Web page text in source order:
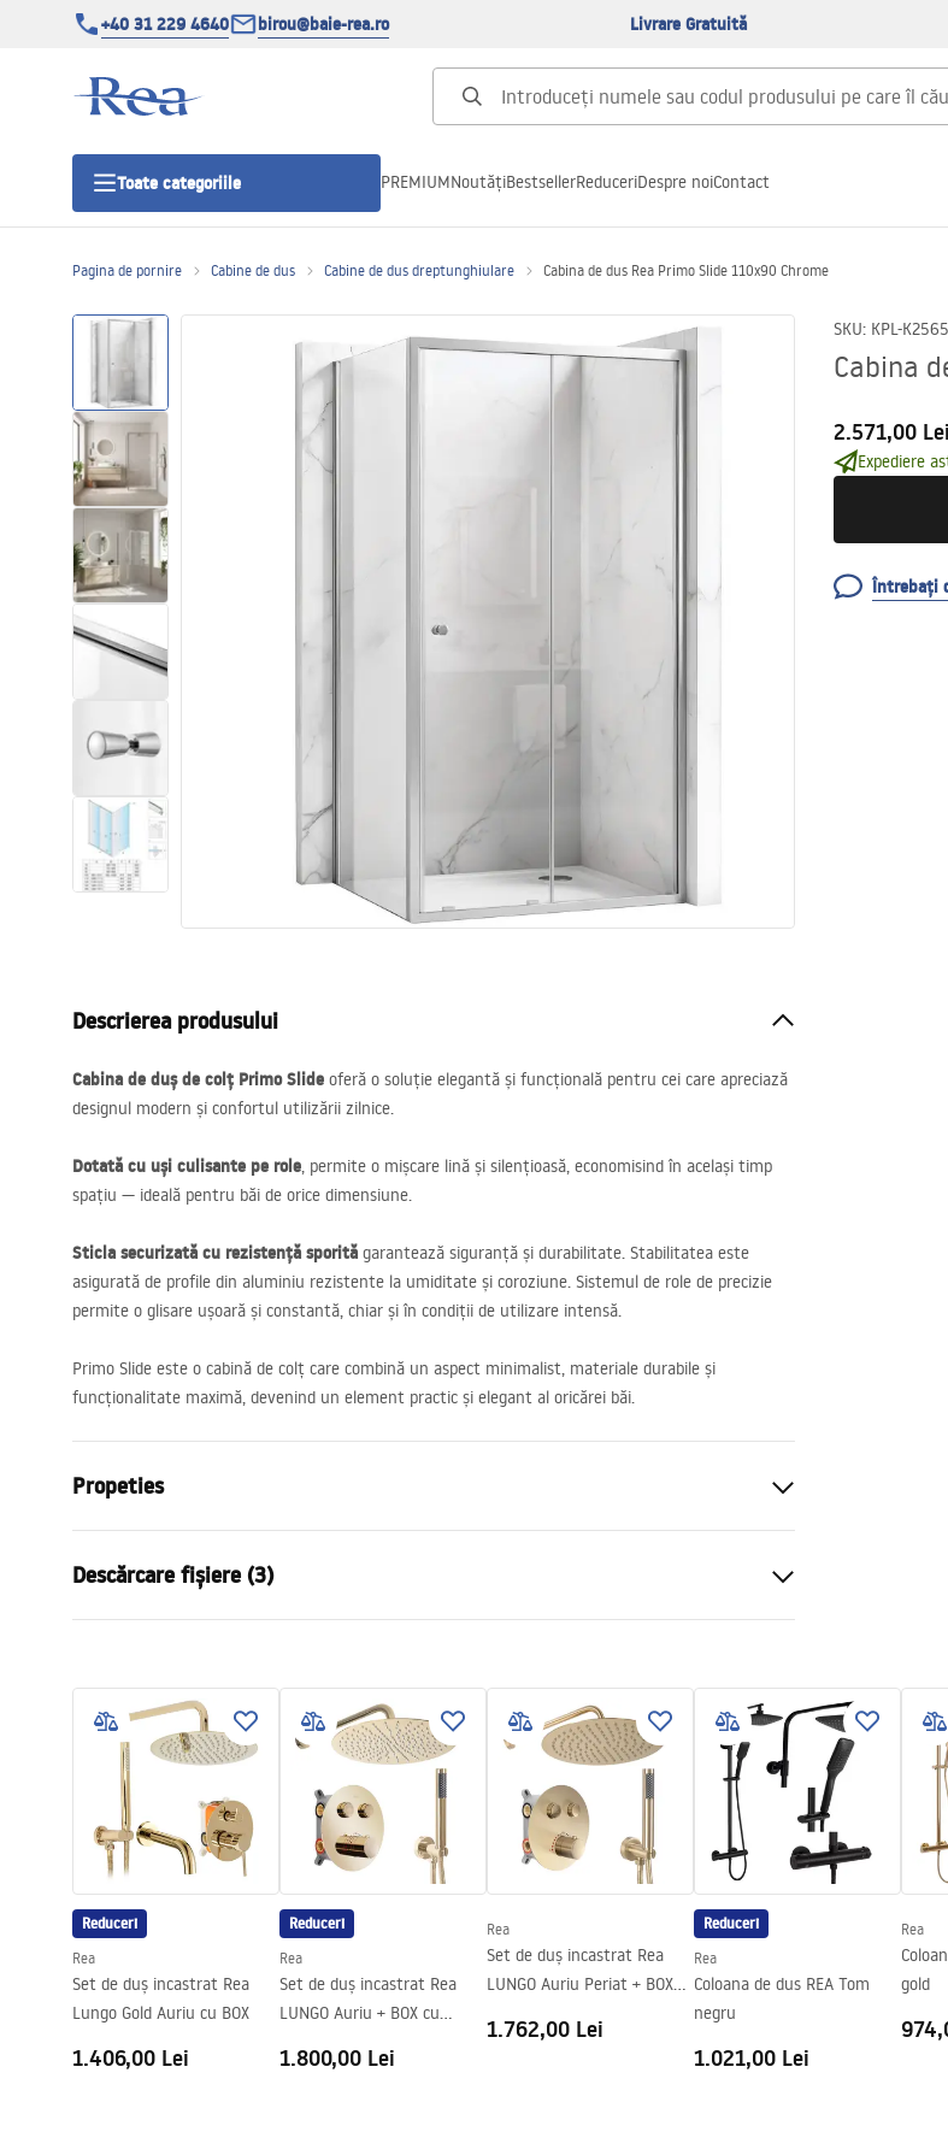
+40 31 229 4640 birou@baie-rea.ro Livrare Gratuită
Toate categoriile
Usi pentru cabine de dus
Cadite de dus
Rigole Liniare
Vase WC si Bideuri
Lavoare
Cazi cu paravane
Dusuri
PREMIUMNoutățiBestsellerReduceriDespre noiContact
Pagina de pornire Cabine de dus Cabine de dus dreptunghiulare Cabina de dus Rea Primo Slide 110x90 Chrome
SKU: KPL-K2565
Cabina
2.571,00 Lei
Expediere
Întrebați
Descrierea produsului
Cabina de duș de colț Primo Slide oferă o soluție elegantă și funcțională pentru cei care apreciază
designul modern și confortul utilizării zilnice.
Dotată cu uși culisante pe role, permite o mișcare lină și silențioasă, economisind în același timp
spațiu — ideală pentru băi de orice dimensiune.
Sticla securizată cu rezistență sporită garantează siguranță și durabilitate. Stabilitatea este
asigurată de profile din aluminiu rezistente la umiditate și coroziune. Sistemul de role de precizie
permite o glisare ușoară și constantă, chiar și în condiții de utilizare intensă.
Primo Slide este o cabină de colț care combină un aspect minimalist, materiale durabile și
funcționalitate maximă, devenind un element practic și elegant al oricărei băi.
Propeties
Culoare
Tip cabina
De colt
Tip de deschidere
Seria
Primo
Montaj
de cada sau de podea
Inaltime (mm)
mm
Directie cabina
Stang sau drept
Garantie
24 luni
Acoperire Easy Clean
Descărcare fișiere (3)
WARUNKI BEZPIECZENSTWA
KABINY DRZWI PARAWANY.pdf
Desen tehnic
PRIMO SLIDE WITH SIDE PANEL.pdf
Reduceri
Rea
Set de duș incastrat Rea
Lungo Gold Auriu cu BOX
1.406,00 Lei
Reduceri
Rea
Set de duș incastrat Rea
LUNGO Auriu + BOX cu
1.800,00 Lei
Rea
Set de duș incastrat Rea
LUNGO Auriu Periat + BOX
1.762,00 Lei
Reduceri
Rea
Coloana de dus REA Tom
negru
1.021,00 Lei
Rea
gold